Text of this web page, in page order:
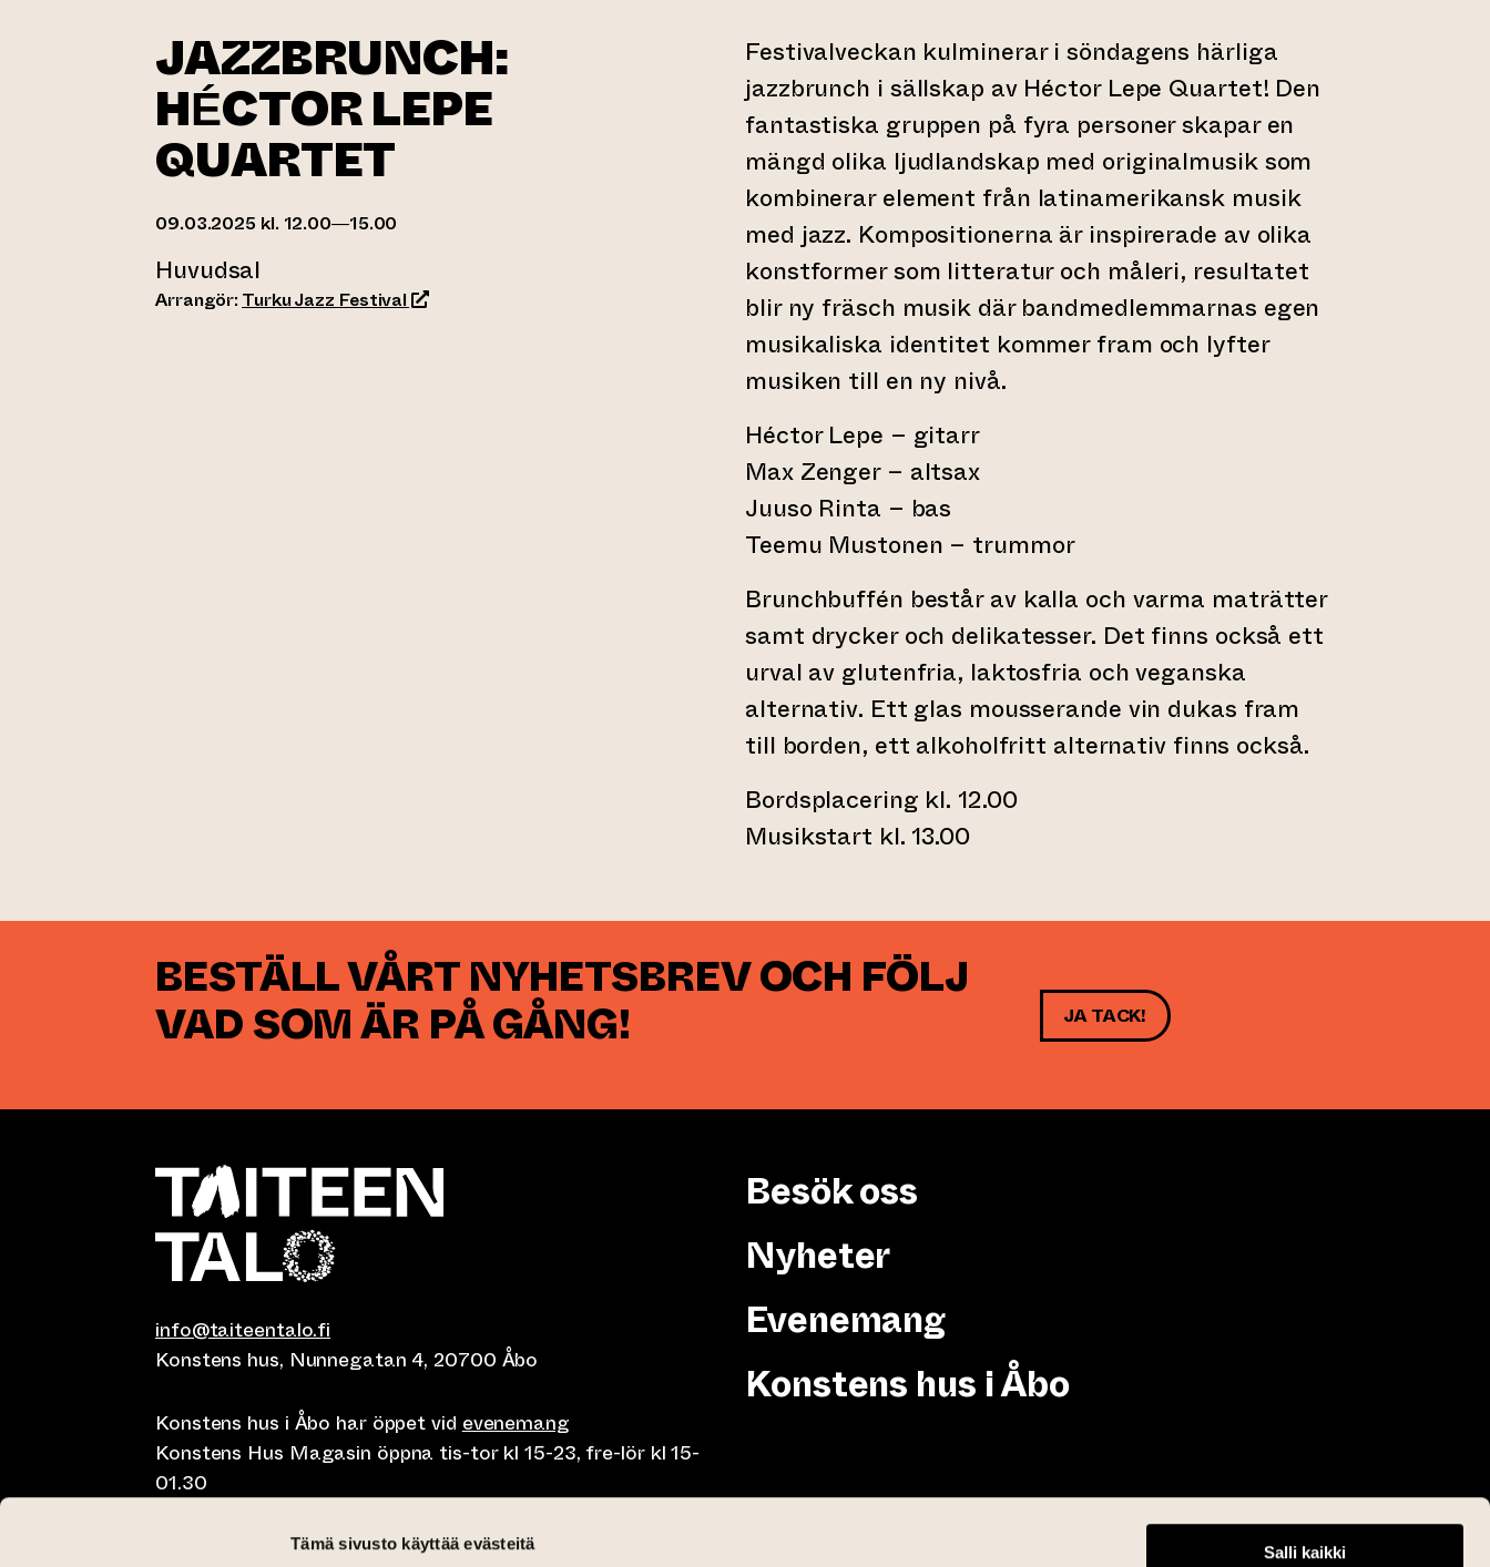
Tämä sivusto käyttää evästeitä Salli kaikki
JAZZBRUNCH:
HÉCTOR LEPE
QUARTET
09.03.2025 kl. 12.00—15.00
Huvudsal
Arrangör: Turku Jazz Festival (leder till annan webbtjänst)
Festivalveckan kulminerar i söndagens härliga
jazzbrunch i sällskap av Héctor Lepe Quartet! Den
fantastiska gruppen på fyra personer skapar en
mängd olika ljudlandskap med originalmusik som
kombinerar element från latinamerikansk musik
med jazz. Kompositionerna är inspirerade av olika
konstformer som litteratur och måleri, resultatet
blir ny fräsch musik där bandmedlemmarnas egen
musikaliska identitet kommer fram och lyfter
musiken till en ny nivå.
Héctor Lepe – gitarr
Max Zenger – altsax
Juuso Rinta – bas
Teemu Mustonen – trummor
Brunchbuffén består av kalla och varma maträtter
samt drycker och delikatesser. Det finns också ett
urval av glutenfria, laktosfria och veganska
alternativ. Ett glas mousserande vin dukas fram
till borden, ett alkoholfritt alternativ finns också.
Bordsplacering kl. 12.00
Musikstart kl. 13.00
BESTÄLL VÅRT NYHETSBREV OCH FÖLJ
VAD SOM ÄR PÅ GÅNG!
JA TACK!
info@taiteentalo.fi
Konstens hus, Nunnegatan 4, 20700 Åbo
Konstens hus i Åbo har öppet vid evenemang
Konstens Hus Magasin öppna tis-tor kl 15-23, fre-lör kl 15-
01.30
Café Elephanten sön-mån 10-20, tis-tor klo 10-23, fre-lör klo
Besök oss
Nyheter
Evenemang
Konstens hus i Åbo